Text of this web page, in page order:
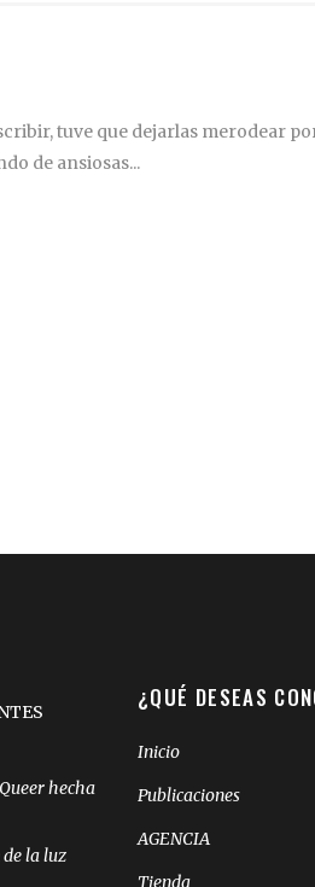
tuve que dejarlas merodear
de ansiosas...
hecha
la luz
¿QUÉ DESEAS
Inicio
Publicaciones
AGENCIA
Tienda